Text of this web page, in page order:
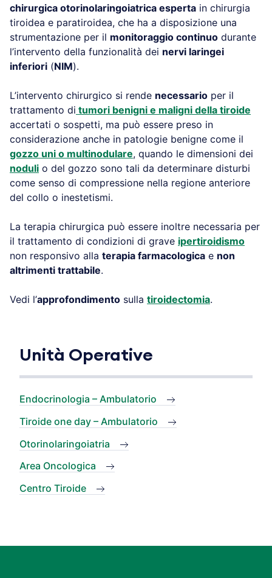
chirurgica otorinolaringoiatrica esperta in chirurgia
tiroidea e paratiroidea, che ha a disposizione una
strumentazione per il monitoraggio continuo durante
l’intervento della funzionalità dei nervi laringei
inferiori (NIM).
L’intervento chirurgico si rende necessario per il
trattamento di tumori benigni e maligni della tiroide
accertati o sospetti, ma può essere preso in
considerazione anche in patologie benigne come il
gozzo uni o multinodulare, quando le dimensioni dei
noduli o del gozzo sono tali da determinare disturbi
come senso di compressione nella regione anteriore
del collo o inestetismi.
La terapia chirurgica può essere inoltre necessaria per
il trattamento di condizioni di grave ipertiroidismo
non responsivo alla terapia farmacologica e non
altrimenti trattabile.
Vedi l’approfondimento sulla tiroidectomia.
Unità Operative
Endocrinologia – Ambulatorio
Tiroide one day – Ambulatorio
Otorinolaringoiatria
Area Oncologica
Centro Tiroide